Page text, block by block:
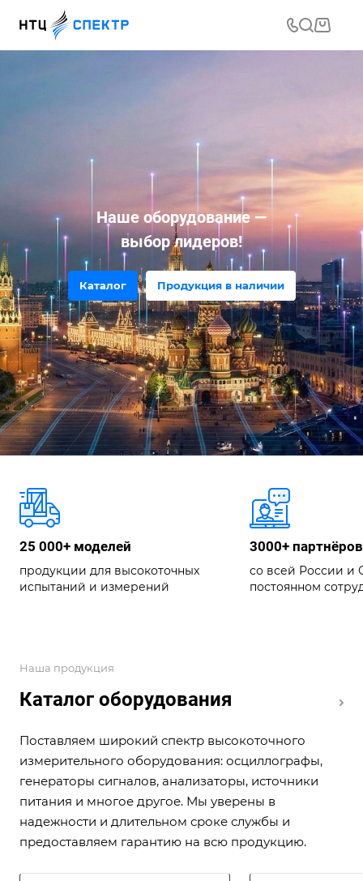
Наше оборудование —
выбор лидеров!
Каталог Продукция в наличии
25 000+ моделей
продукции для высокоточных
испытаний и измерений
3000+ партнёров
со всей России и
постоянном
Наша продукция
Каталог оборудования
Поставляем широкий спектр высокоточного
измерительного оборудования: осциллографы,
генераторы сигналов, анализаторы, источники
питания и многое другое. Мы уверены в
надежности и длительном сроке службы и
предоставляем гарантию на всю продукцию.